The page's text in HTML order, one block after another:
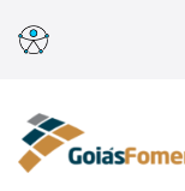
para
conteúdo